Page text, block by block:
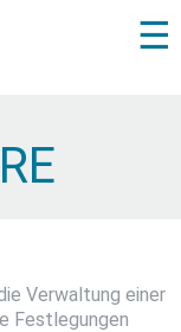
☰
Verwaltung einer
Festlegungen